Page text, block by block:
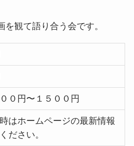
を観て語り合う会です。
０円〜１５００円
はホームページの最新情報
ださい。